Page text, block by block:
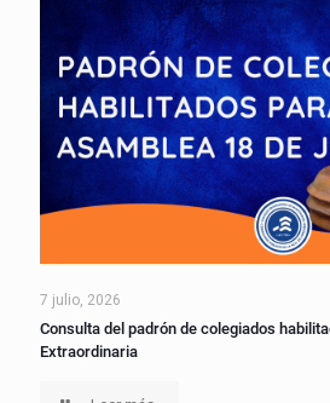
7 julio, 2026
Consulta del padrón de colegiados
Extraordinaria